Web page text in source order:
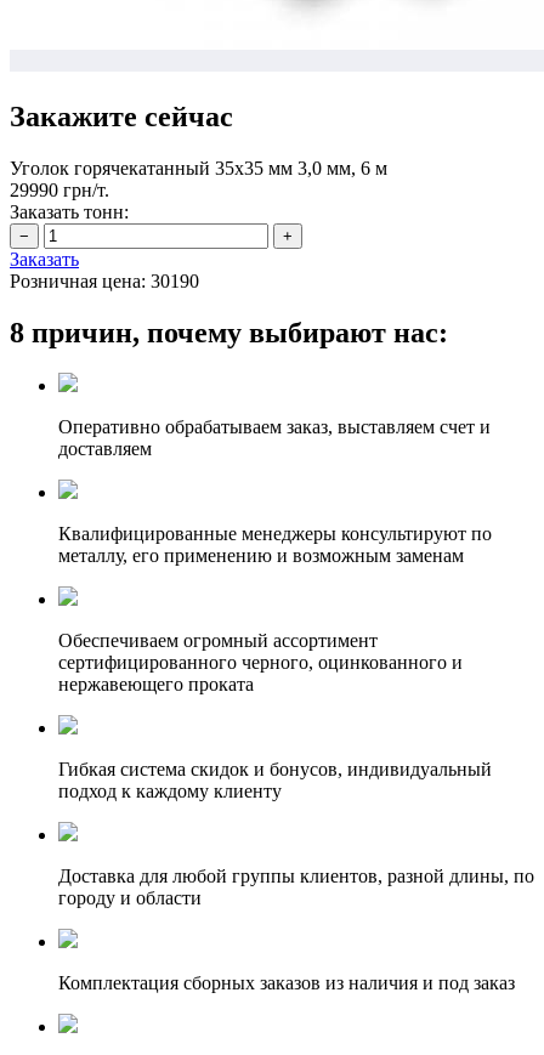
Закажите сейчас
Уголок горячекатанный 35х35 мм 3,0 мм, 6 м
29990 грн/т.
Заказать тонн:
Заказать
Розничная цена: 30190
8 причин, почему выбирают нас:
Оперативно обрабатываем заказ, выставляем счет и
доставляем
Квалифицированные менеджеры консультируют по
металлу, его применению и возможным заменам
Обеспечиваем огромный ассортимент
сертифицированного черного, оцинкованного и
нержавеющего проката
Гибкая система скидок и бонусов, индивидуальный
подход к каждому клиенту
Доставка для любой группы клиентов, разной длины, по
городу и области
Комплектация сборных заказов из наличия и под заказ